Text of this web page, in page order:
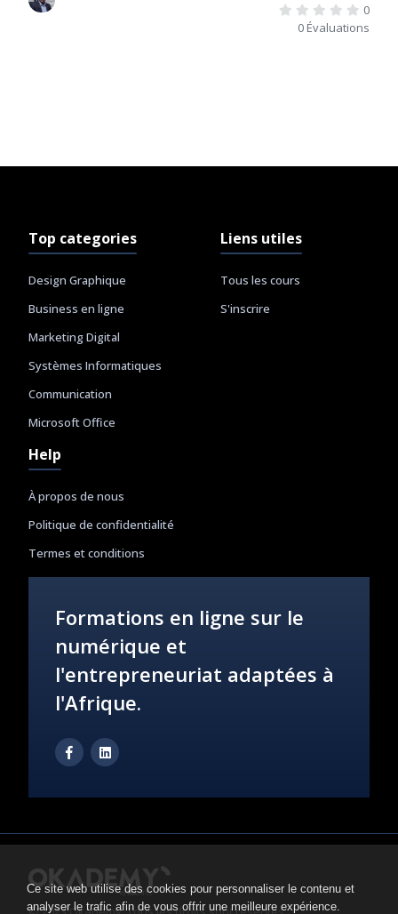
Ce site web utilise des cookies pour personnaliser le contenu et
analyser le trafic afin de vous offrir une meilleure expérience.
0
0 Évaluations
Top categories
Design Graphique
Business en ligne
Marketing Digital
Systèmes Informatiques
Communication
Microsoft Office
Liens utiles
Tous les cours
S'inscrire
Help
À propos de nous
Politique de confidentialité
Termes et conditions
Formations en ligne sur le
numérique et
l'entrepreneuriat adaptées à
l'Afrique.